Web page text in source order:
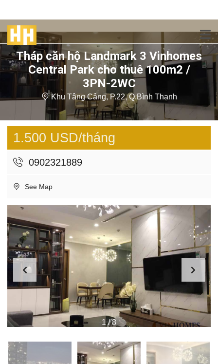
Tháp căn hộ Landmark 3 Vinhomes
Central Park cho thuê 100m2 /
3PN-2WC
Khu Tâng Cảng, P.22, Q.Bình Thạnh
1.500 USD/tháng
0902321889
See Map
1/8